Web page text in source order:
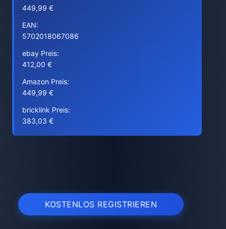
449,99 €
EAN:
5702018067086
ebay Preis:
412,00 €
Amazon Preis:
449,99 €
bricklink Preis:
383,03 €
KOSTENLOS REGISTRIEREN